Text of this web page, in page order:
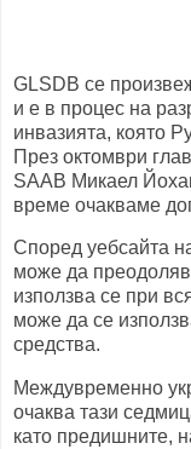
GLSDB се
и е в процес на
инвазията, която
През октомври
SAAB Микаел
време очакваме
Според уебсайта
може да
използва се при
може да се
средства.
Междувременно
очаква тази
като предишните,